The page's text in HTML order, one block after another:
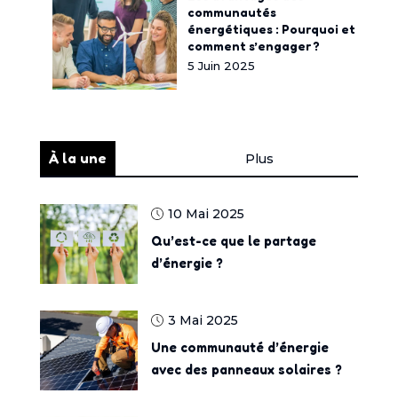
communautés
énergétiques : Pourquoi et
comment s’engager ?
5 Juin 2025
À la une Plus
10 Mai 2025
Qu’est-ce que le partage
d’énergie ?
3 Mai 2025
Une communauté d’énergie
avec des panneaux solaires ?